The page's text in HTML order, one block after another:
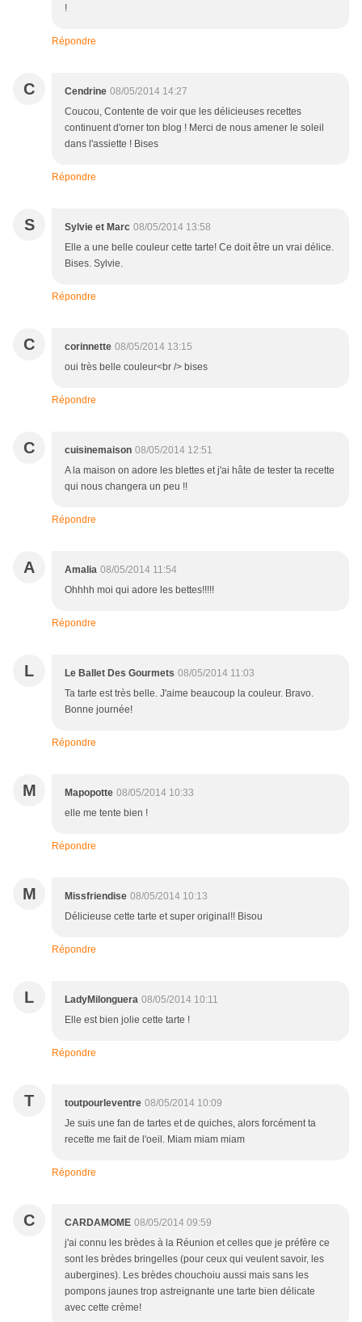
!
Répondre
C Cendrine 08/05/2014 14:27
Coucou, Contente de voir que les délicieuses recettes
continuent d'orner ton blog ! Merci de nous amener le soleil
dans l'assiette ! Bises
Répondre
S Sylvie et Marc 08/05/2014 13:58
Elle a une belle couleur cette tarte! Ce doit être un vrai délice.
Bises. Sylvie.
Répondre
C corinnette 08/05/2014 13:15
oui très belle couleur<br /> bises
Répondre
C cuisinemaison 08/05/2014 12:51
A la maison on adore les blettes et j'ai hâte de tester ta recette
qui nous changera un peu !!
Répondre
A Amalia 08/05/2014 11:54
Ohhhh moi qui adore les bettes!!!!!
Répondre
L Le Ballet Des Gourmets 08/05/2014 11:03
Ta tarte est très belle. J'aime beaucoup la couleur. Bravo.
Bonne journée!
Répondre
M Mapopotte 08/05/2014 10:33
elle me tente bien !
Répondre
M Missfriendise 08/05/2014 10:13
Délicieuse cette tarte et super original!! Bisou
Répondre
L LadyMilonguera 08/05/2014 10:11
Elle est bien jolie cette tarte !
Répondre
T toutpourleventre 08/05/2014 10:09
Je suis une fan de tartes et de quiches, alors forcément ta
recette me fait de l'oeil. Miam miam miam
Répondre
C CARDAMOME 08/05/2014 09:59
j'ai connu les brèdes à la Réunion et celles que je préfère ce
sont les brèdes bringelles (pour ceux qui veulent savoir, les
aubergines). Les brèdes chouchoiu aussi mais sans les
pompons jaunes trop astreignante une tarte bien délicate
avec cette crème!